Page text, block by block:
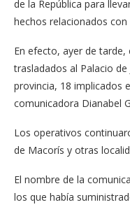
de la República para
hechos re­lacionados con
En efecto, ayer de
trasladados al Pa­lacio de
pro­vincia, 18 implicados
comunicadora Dianabel
Los operativos
de Maco­rís y otras
El nombre de la
los que había